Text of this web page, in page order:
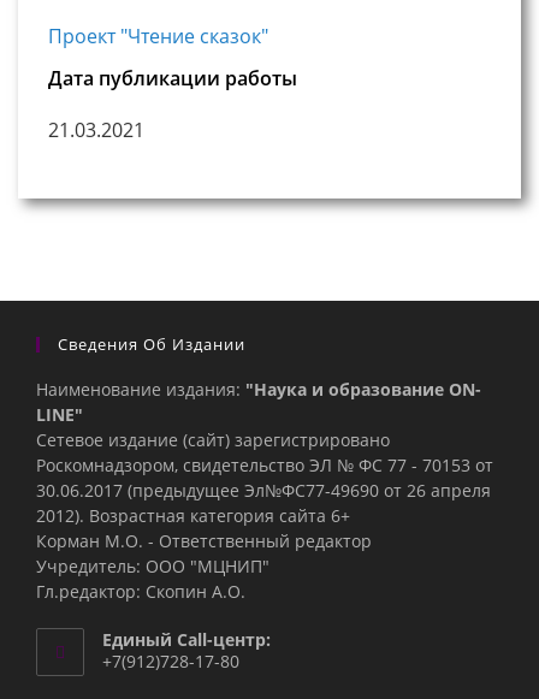
Проект "Чтение сказок"
Дата публикации работы
21.03.2021
Сведения Об Издании
Наименование издания: "Наука и образование ON-
LINE"
Сетевое издание (сайт) зарегистрировано
Роскомнадзором, свидетельство ЭЛ № ФС 77 - 70153 от
30.06.2017 (предыдущее Эл№ФC77-49690 от 26 апреля
2012). Возрастная категория сайта 6+
Корман М.О. - Ответственный редактор
Учредитель: ООО "МЦНИП"
Гл.редактор: Скопин А.О.
Единый Call-центр:
+7(912)728-17-80